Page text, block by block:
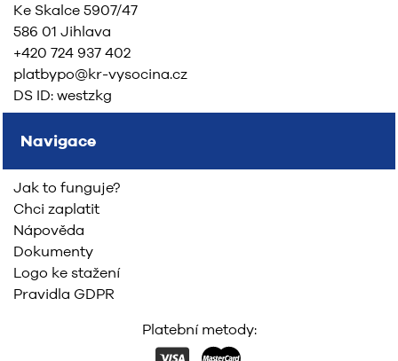
Ke Skalce 5907/47
586 01 Jihlava
+420 724 937 402
platbypo@kr-vysocina.cz
DS ID: westzkg
Navigace
Jak to funguje?
Chci zaplatit
Nápověda
Dokumenty
Logo ke stažení
Pravidla GDPR
Platební metody: